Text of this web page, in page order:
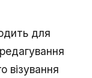
для
візування